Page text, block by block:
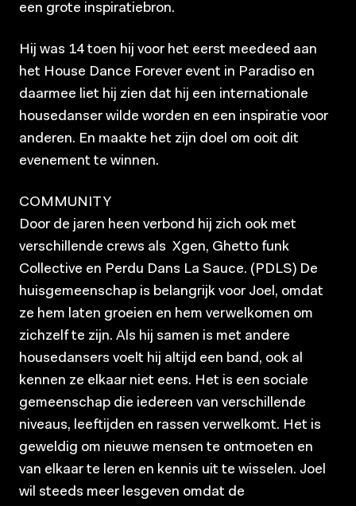
een grote inspiratiebron.
Hij was 14 toen hij voor het eerst meedeed aan
het House Dance Forever event in Paradiso en
daarmee liet hij zien dat hij een internationale
housedanser wilde worden en een inspiratie voor
anderen. En maakte het zijn doel om ooit dit
evenement te winnen.
COMMUNITY
Door de jaren heen verbond hij zich ook met
verschillende crews als Xgen, Ghetto funk
Collective en Perdu Dans La Sauce. (PDLS) De
huisgemeenschap is belangrijk voor Joel, omdat
ze hem laten groeien en hem verwelkomen om
zichzelf te zijn. Als hij samen is met andere
housedansers voelt hij altijd een band, ook al
kennen ze elkaar niet eens. Het is een sociale
gemeenschap die iedereen van verschillende
niveaus, leeftijden en rassen verwelkomt. Het is
geweldig om nieuwe mensen te ontmoeten en
van elkaar te leren en kennis uit te wisselen. Joel
wil steeds meer lesgeven omdat de